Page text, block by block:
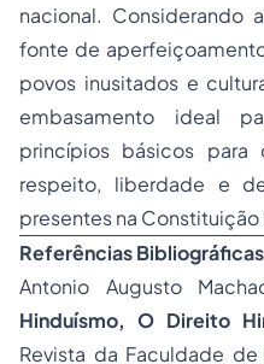
nacional. Considerando
fonte de
povos inusitados e
embasamento ideal
princípios básicos para
respeito, liberdade e
presentes na Constituição
Referências Bibliográficas
Antonio Augusto
Hinduísmo, O Direito
Revista da Faculdade